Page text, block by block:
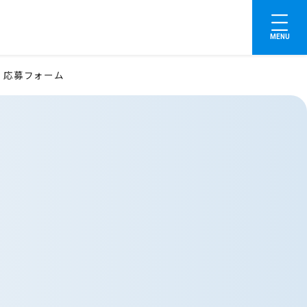
MENU
応募フォーム